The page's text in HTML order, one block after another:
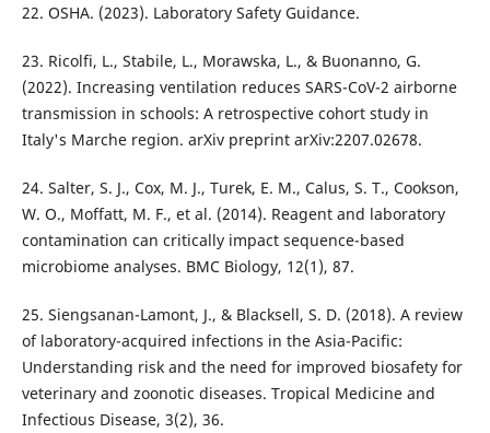
22. OSHA. (2023). Laboratory Safety Guidance.
23. Ricolfi, L., Stabile, L., Morawska, L., & Buonanno, G.
(2022). Increasing ventilation reduces SARS-CoV-2 airborne
transmission in schools: A retrospective cohort study in
Italy's Marche region. arXiv preprint arXiv:2207.02678.
24. Salter, S. J., Cox, M. J., Turek, E. M., Calus, S. T., Cookson,
W. O., Moffatt, M. F., et al. (2014). Reagent and laboratory
contamination can critically impact sequence-based
microbiome analyses. BMC Biology, 12(1), 87.
25. Siengsanan-Lamont, J., & Blacksell, S. D. (2018). A review
of laboratory-acquired infections in the Asia-Pacific:
Understanding risk and the need for improved biosafety for
veterinary and zoonotic diseases. Tropical Medicine and
Infectious Disease, 3(2), 36.